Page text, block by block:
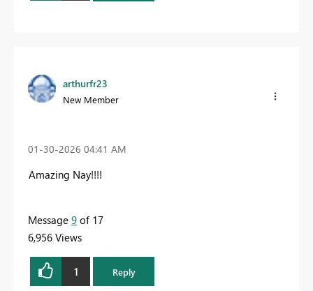
arthurfr23
New Member
‎01-30-2026 04:41 AM
Amazing Nay!!!!
Message 9 of 17
6,956 Views
1 Reply